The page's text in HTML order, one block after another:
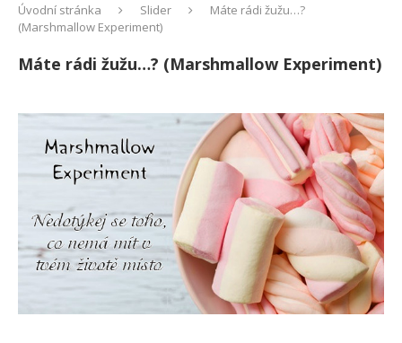
Úvodní stránka Slider
Máte rádi žužu…?
(Marshmallow Experiment)
Máte rádi žužu…? (Marshmallow Experiment)